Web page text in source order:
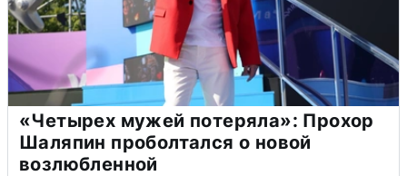
«Четырех мужей потеряла»: Прохор
Шаляпин проболтался о новой
возлюбленной